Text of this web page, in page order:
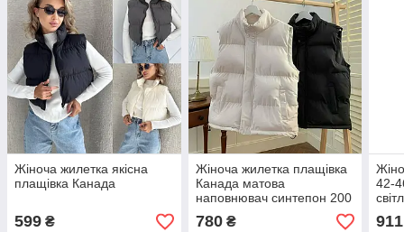
Жіноча жилетка якісна
плащівка Канада
599 ₴
Жіноча жилетка плащівка
Канада матова
наповнювач синтепон 200
щільне якісне пошиття
780₴
42-
911